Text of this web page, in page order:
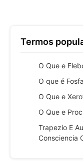
Termos
O Que e
O que é
O Que e
O Que e
Trapezio E
Consciencia